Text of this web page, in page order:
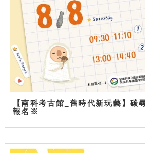
【南科考古館_舊時代新玩藝】
報名※